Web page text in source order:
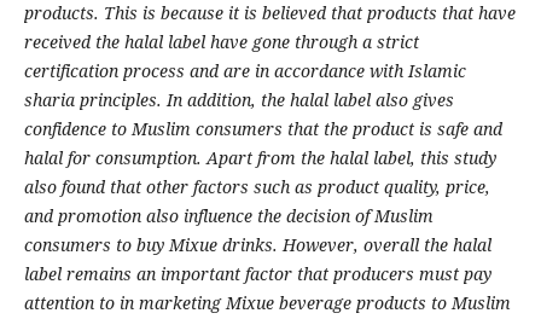
products. This is because it is believed that products that have
received the halal label have gone through a strict
certification process and are in accordance with Islamic
sharia principles. In addition, the halal label also gives
confidence to Muslim consumers that the product is safe and
halal for consumption. Apart from the halal label, this study
also found that other factors such as product quality, price,
and promotion also influence the decision of Muslim
consumers to buy Mixue drinks. However, overall the halal
label remains an important factor that producers must pay
attention to in marketing Mixue beverage products to Muslim